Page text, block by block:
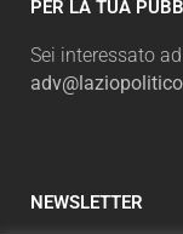
PER LA TUA
Sei interessato
NEWSLETTER